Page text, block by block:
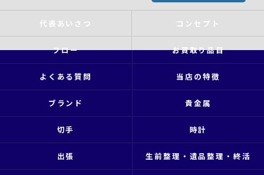
代表あいさつ コンセプト
フロー お買取り品目
よくある質問 当店の特徴
ブランド 貴金属
切手 時計
出張 生前整理・遺品整理・終活